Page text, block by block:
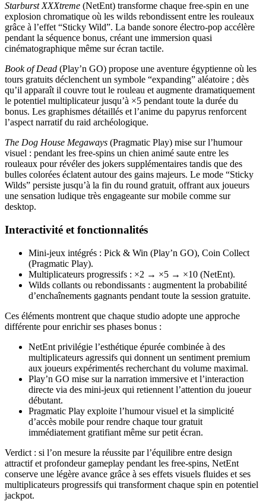
Starburst XXXtreme (NetEnt) transforme chaque free‑spin en une
explosion chromatique où les wilds rebondissent entre les rouleaux
grâce à l’effet “Sticky Wild”. La bande sonore électro‑pop accélère
pendant la séquence bonus, créant une immersion quasi
cinématographique même sur écran tactile.
Book of Dead (Play’n GO) propose une aventure égyptienne où les
tours gratuits déclenchent un symbole “expanding” aléatoire ; dès
qu’il apparaît il couvre tout le rouleau et augmente dramatiquement
le potentiel multiplicateur jusqu’à ×5 pendant toute la durée du
bonus. Les graphismes détaillés et l’anime du papyrus renforcent
l’aspect narratif du raid archéologique.
The Dog House Megaways (Pragmatic Play) mise sur l’humour
visuel : pendant les free‑spins un chien animé saute entre les
rouleaux pour révéler des jokers supplémentaires tandis que des
bulles colorées éclatent autour des gains majeurs. Le mode “Sticky
Wilds” persiste jusqu’à la fin du round gratuit, offrant aux joueurs
une sensation ludique très engageante sur mobile comme sur
desktop.
Interactivité et fonctionnalités
Mini‑jeux intégrés : Pick & Win (Play’n GO), Coin Collect
(Pragmatic Play).
Multiplicateurs progressifs : ×2 → ×5 → ×10 (NetEnt).
Wilds collants ou rebondissants : augmentent la probabilité
d’enchaînements gagnants pendant toute la session gratuite.
Ces éléments montrent que chaque studio adopte une approche
différente pour enrichir ses phases bonus :
NetEnt privilégie l’esthétique épurée combinée à des
multiplicateurs agressifs qui donnent un sentiment premium
aux joueurs expérimentés recherchant du volume maximal.
Play’n GO mise sur la narration immersive et l’interaction
directe via des mini‑jeux qui retiennent l’attention du joueur
débutant.
Pragmatic Play exploite l’humour visuel et la simplicité
d’accès mobile pour rendre chaque tour gratuit
immédiatement gratifiant même sur petit écran.
Verdict : si l’on mesure la réussite par l’équilibre entre design
attractif et profondeur gameplay pendant les free‑spins, NetEnt
conserve une légère avance grâce à ses effets visuels fluides et ses
multiplicateurs progressifs qui transforment chaque spin en potentiel
jackpot.